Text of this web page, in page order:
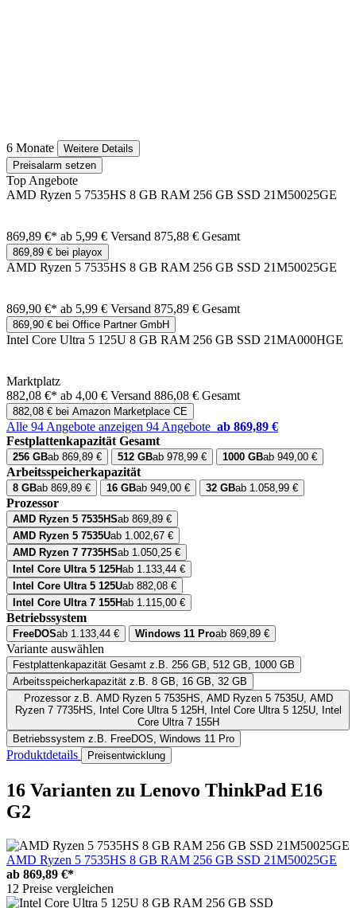
6 Monate
Weitere Details
Preisalarm setzen
Top Angebote
AMD Ryzen 5 7535HS 8 GB RAM 256 GB SSD 21M50025GE
869,89 €* ab 5,99 € Versand 875,88 € Gesamt
869,89 € bei playox
AMD Ryzen 5 7535HS 8 GB RAM 256 GB SSD 21M50025GE
869,90 €* ab 5,99 € Versand 875,89 € Gesamt
869,90 € bei Office Partner GmbH
Intel Core Ultra 5 125U 8 GB RAM 256 GB SSD 21MA000HGE
Marktplatz
882,08 €* ab 4,00 € Versand 886,08 € Gesamt
882,08 € bei Amazon Marketplace CE
Alle 94 Angebote anzeigen 94 Angebote ab 869,89 €
Festplattenkapazität Gesamt
256 GBab 869,89 € 512 GBab 978,99 € 1000 GBab 949,00 €
Arbeitsspeicherkapazität
8 GBab 869,89 € 16 GBab 949,00 € 32 GBab 1.058,99 €
Prozessor
AMD Ryzen 5 7535HSab 869,89 €
AMD Ryzen 5 7535Uab 1.002,67 €
AMD Ryzen 7 7735HSab 1.050,25 €
Intel Core Ultra 5 125Hab 1.133,44 €
Intel Core Ultra 5 125Uab 882,08 €
Intel Core Ultra 7 155Hab 1.115,00 €
Betriebssystem
FreeDOSab 1.133,44 € Windows 11 Proab 869,89 €
Variante auswählen
Festplattenkapazität Gesamt z.B. 256 GB, 512 GB, 1000 GB
Arbeitsspeicherkapazität z.B. 8 GB, 16 GB, 32 GB
Prozessorz.B. AMD Ryzen 5 7535HS, AMD Ryzen 5 7535U, AMD
Ryzen 7 7735HS, Intel Core Ultra 5 125H, Intel Core Ultra 5 125U, Intel
Core Ultra 7 155H
Betriebssystem z.B. FreeDOS, Windows 11 Pro
Produktdetails Preisentwicklung
16 Varianten zu Lenovo ThinkPad E16
G2
AMD Ryzen 5 7535HS 8 GB RAM 256 GB SSD 21M50025GE
ab 869,89 €*
12 Preise vergleichen